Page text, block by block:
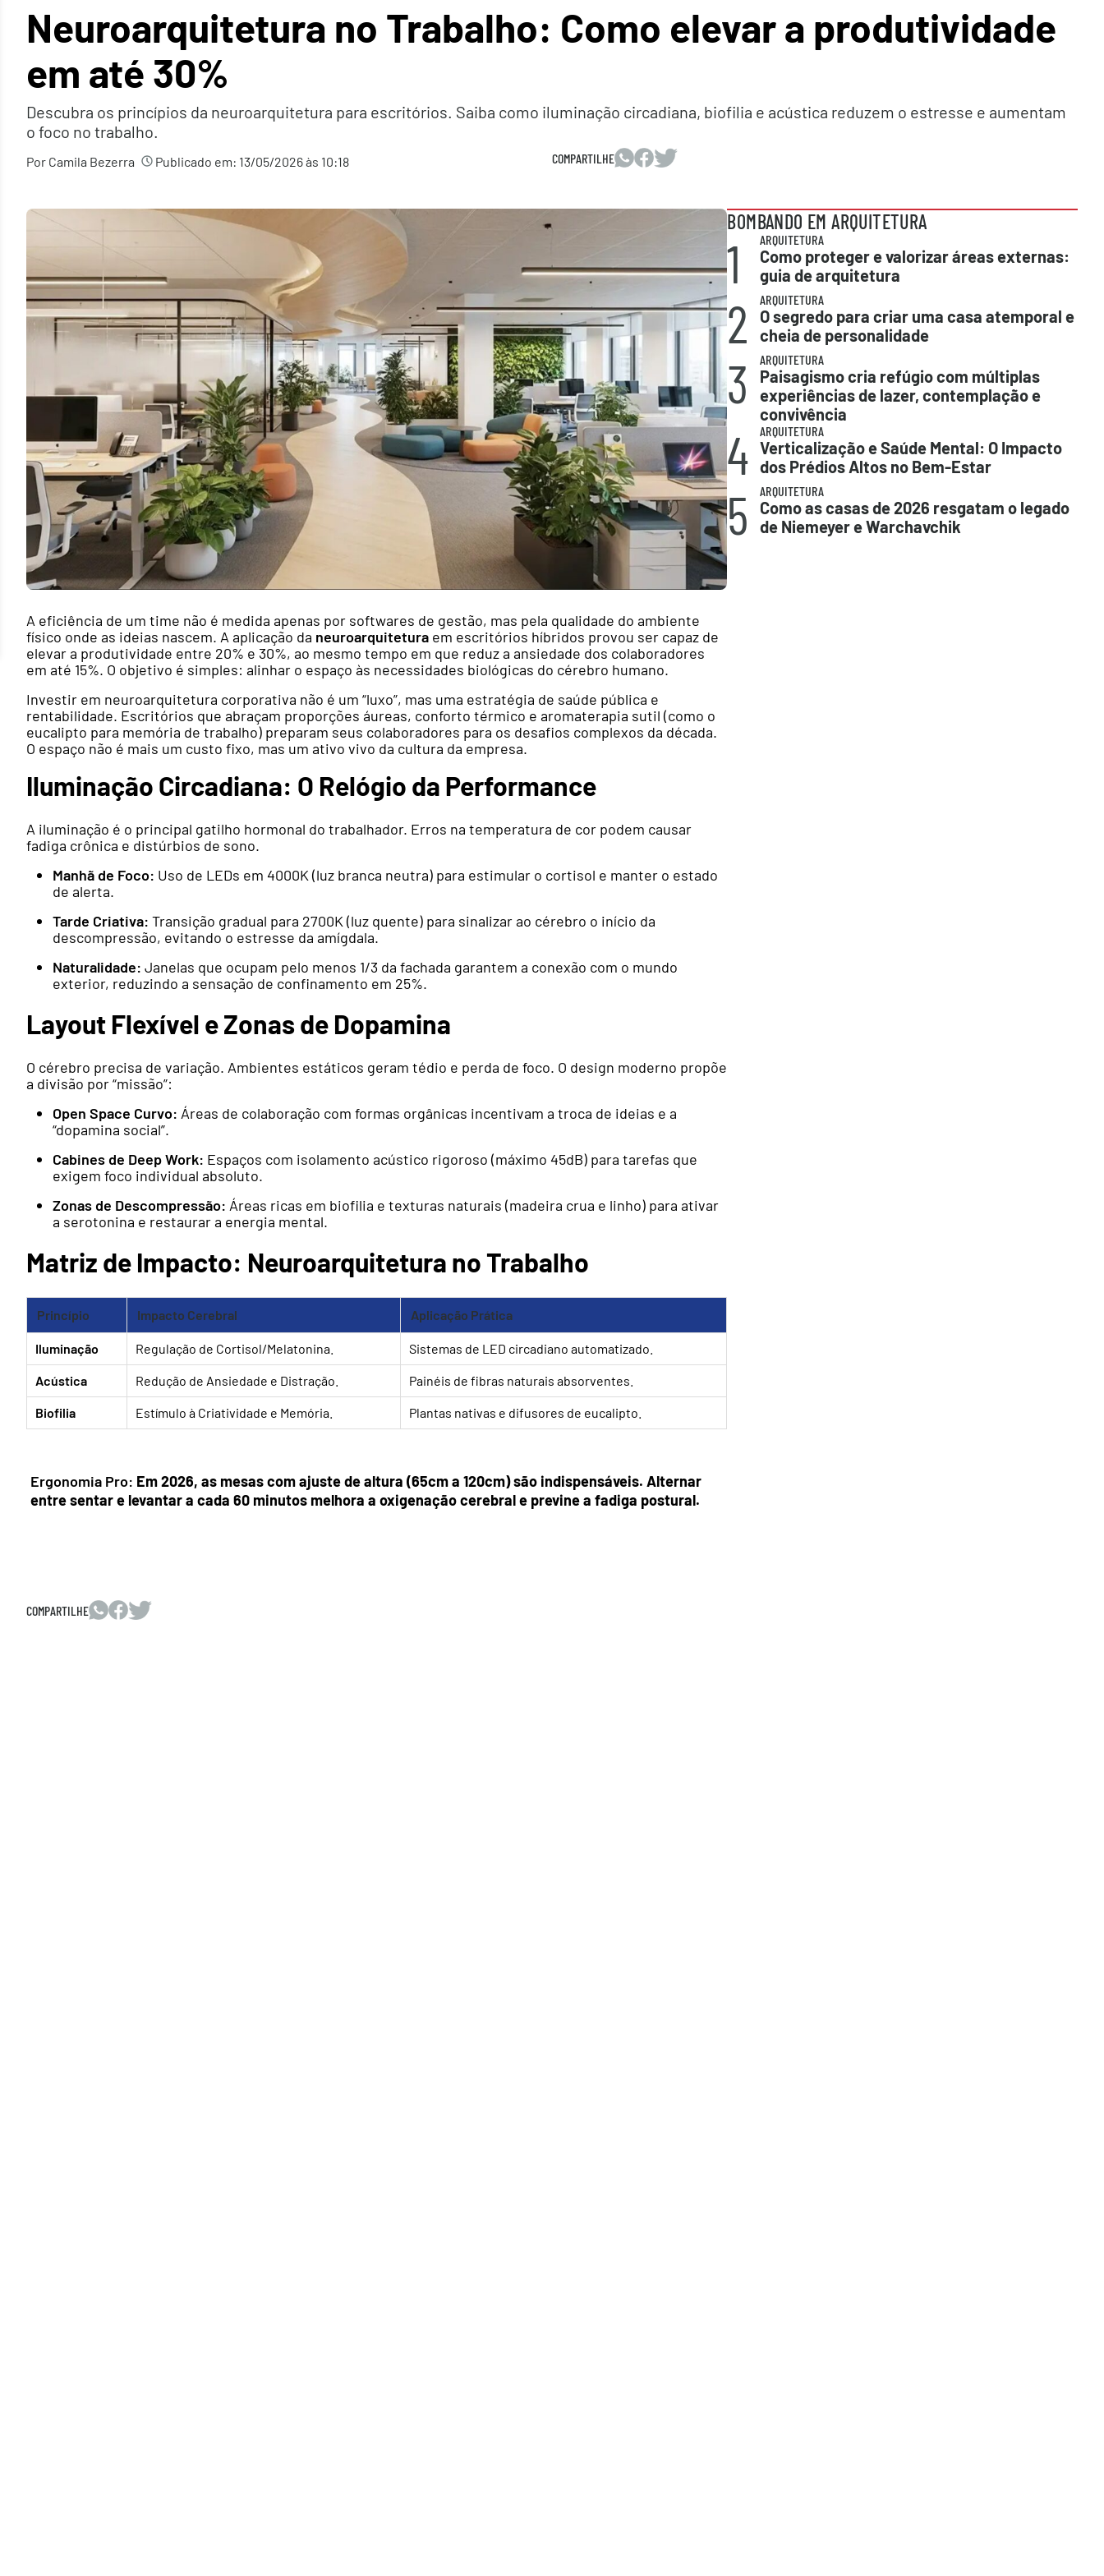
Neuroarquitetura no Trabalho: Como elevar a produtividade
em até 30%
Descubra os princípios da neuroarquitetura para escritórios. Saiba como iluminação circadiana, biofilia e acústica reduzem o estresse e aumentam
o foco no trabalho.
Por Camila Bezerra Publicado em: 13/05/2026 às 10:18 COMPARTILHE
A eficiência de um time não é medida apenas por softwares de gestão, mas pela qualidade do ambiente
físico onde as ideias nascem. A aplicação da neuroarquitetura em escritórios híbridos provou ser capaz de
elevar a produtividade entre 20% e 30%, ao mesmo tempo em que reduz a ansiedade dos colaboradores
em até 15%. O objetivo é simples: alinhar o espaço às necessidades biológicas do cérebro humano.
Investir em neuroarquitetura corporativa não é um “luxo”, mas uma estratégia de saúde pública e
rentabilidade. Escritórios que abraçam proporções áureas, conforto térmico e aromaterapia sutil (como o
eucalipto para memória de trabalho) preparam seus colaboradores para os desafios complexos da década.
O espaço não é mais um custo fixo, mas um ativo vivo da cultura da empresa.
Iluminação Circadiana: O Relógio da Performance
A iluminação é o principal gatilho hormonal do trabalhador. Erros na temperatura de cor podem causar
fadiga crônica e distúrbios de sono.
Manhã de Foco: Uso de LEDs em 4000K (luz branca neutra) para estimular o cortisol e manter o estado
de alerta.
Tarde Criativa: Transição gradual para 2700K (luz quente) para sinalizar ao cérebro o início da
descompressão, evitando o estresse da amígdala.
Naturalidade: Janelas que ocupam pelo menos 1/3 da fachada garantem a conexão com o mundo
exterior, reduzindo a sensação de confinamento em 25%.
Layout Flexível e Zonas de Dopamina
O cérebro precisa de variação. Ambientes estáticos geram tédio e perda de foco. O design moderno propõe
a divisão por “missão”:
Open Space Curvo: Áreas de colaboração com formas orgânicas incentivam a troca de ideias e a
“dopamina social”.
Cabines de Deep Work: Espaços com isolamento acústico rigoroso (máximo 45dB) para tarefas que
exigem foco individual absoluto.
Zonas de Descompressão: Áreas ricas em biofilia e texturas naturais (madeira crua e linho) para ativar
a serotonina e restaurar a energia mental.
Matriz de Impacto: Neuroarquitetura no Trabalho
Princípio Impacto Cerebral Aplicação Prática
Iluminação Regulação de Cortisol/Melatonina. Sistemas de LED circadiano automatizado.
Acústica Redução de Ansiedade e Distração. Painéis de fibras naturais absorventes.
Biofilia Estímulo à Criatividade e Memória. Plantas nativas e difusores de eucalipto.
Ergonomia Pro: Em 2026, as mesas com ajuste de altura (65cm a 120cm) são indispensáveis. Alternar
entre sentar e levantar a cada 60 minutos melhora a oxigenação cerebral e previne a fadiga postural.
COMPARTILHE
BOMBANDO EM ARQUITETURA
1 ARQUITETURA
Como proteger e valorizar áreas externas:
guia de arquitetura
2 ARQUITETURA
O segredo para criar uma casa atemporal e
cheia de personalidade
3 ARQUITETURA
Paisagismo cria refúgio com múltiplas
experiências de lazer, contemplação e
convivência
4 ARQUITETURA
Verticalização e Saúde Mental: O Impacto
dos Prédios Altos no Bem-Estar
5 ARQUITETURA
Como as casas de 2026 resgatam o legado
de Niemeyer e Warchavchik